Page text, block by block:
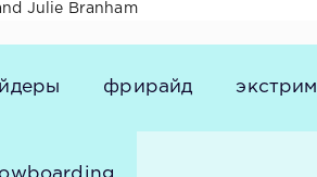
Julie Branham
фрирайд экстрим